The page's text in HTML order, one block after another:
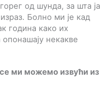
од шунда, за шта ја
Болно ми је кад
година како их
некакве
ми можемо извући из